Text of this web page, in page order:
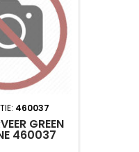
460037
GREEN
460037